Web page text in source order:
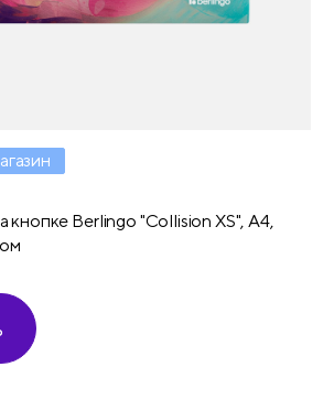
кнопке Berlingo "Collision XS", А4,